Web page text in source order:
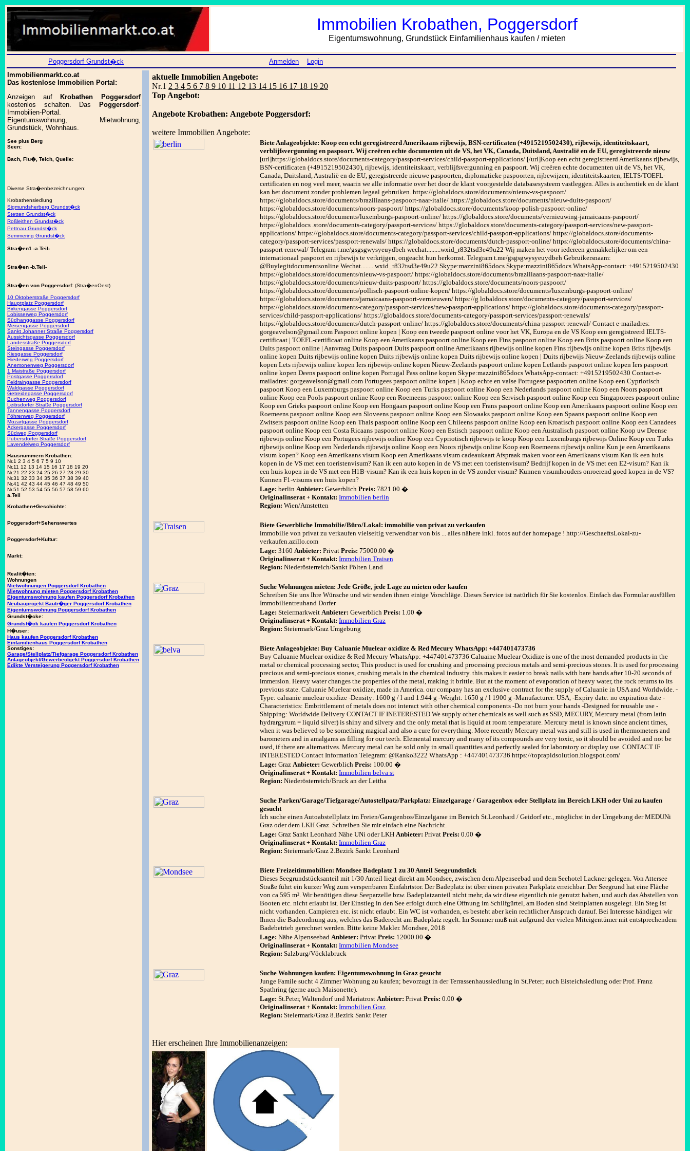
Immobilien Krobathen, Poggersdorf
Eigentumswohnung, Grundstück Einfamilienhaus kaufen / mieten
Poggersdorf Grundst�ck Anmelden
Login
Immobilienmarkt.co.at
Das kostenlose Immobilien Portal:
Anzeigen auf
Krobathen Poggersdorf
kostenlos schalten. Das
Poggersdorf-
Immobilien-Portal.
Eigentumswohnung, Mietwohnung,
Grundstück, Wohnhaus.
See plus Berg
Seen:
Bach, Flu�, Teich, Quelle:
Diverse Stra�enbezeichnungen:
Krobathensiedlung
Sigmundsherberg Grundst�ck
Stetten Grundst�ck
Roßleithen Grundst�ck
Pettnau Grundst�ck
Semmering Grundst�ck
Stra�en1 -a.Teil-
Stra�en -b.Teil-
Stra�en von Poggersdorf: (Stra�enOest)
10 Oktoberstraße Poggersdorf
Hauptplatz Poggersdorf
Birkengasse Poggersdorf
Lobisserweg Poggersdorf
Südhanggasse Poggersdorf
Meisengasse Poggersdorf
Sankt Johanner Straße Poggersdorf
Aussichtsgasse Poggersdorf
Landesstraße Poggersdorf
Steingasse Poggersdorf
Kiesgasse Poggersdorf
Fliederweg Poggersdorf
Anemonenweg Poggersdorf
1 Maistraße Poggersdorf
Postgasse Poggersdorf
Feldraingasse Poggersdorf
Waldgasse Poggersdorf
Getreidegasse Poggersdorf
Buchenweg Poggersdorf
Leibsdorfer Straße Poggersdorf
Tannengasse Poggersdorf
Föhrenweg Poggersdorf
Mozartgasse Poggersdorf
Ackergasse Poggersdorf
Südweg Poggersdorf
Pubersdorfer Straße Poggersdorf
Lavendelweg Poggersdorf
Hausnummern Krobathen:
Nr.1 2 3 4 5 6 7 5 9 10
Nr.11 12 13 14 15 16 17 18 19 20
Nr.21 22 23 24 25 26 27 28 29 30
Nr.31 32 33 34 35 36 37 38 39 40
Nr.41 42 43 44 45 46 47 48 49 50
Nr.51 52 53 54 55 56 57 58 59 60
a.Teil
Krobathen+Geschichte:
Poggersdorf+Sehenswertes
Poggersdorf+Kultur:
Markt:
Realit�ten:
Wohnungen
Mietwohnungen Poggersdorf Krobathen
Mietwohnung mieten Poggersdorf Krobathen
Eigentumswohnung kaufen Poggersdorf Krobathen
Neubauprojekt Bautr�ger Poggersdorf Krobathen
Eigentumswohnung Poggersdorf Krobathen
Grundst�cke:
Grundst�ck kaufen Poggersdorf Krobathen
H�user:
Haus kaufen Poggersdorf Krobathen
Einfamilienhaus Poggersdorf Krobathen
Sonstiges:
Garage/Stellplatz/Tiefgarage Poggersdorf Krobathen
Anlageobjekt/Gewerbeobjekt Poggersdorf Krobathen
Edikte Versteigerung Poggersdorf Krobathen
aktuelle Immobilien Angebote:
Nr.1 2 3 4 5 6 7 8 9 10 11 12 13 14 15 16 17 18 19 20
Top Angebot:
Angebote Krobathen: Angebote Poggersdorf:
weitere Immobilien Angebote:
Biete Anlageobjekte: Koop een echt geregistreerd Amerikaans rijbewijs, BSN-certificaten (+4915219502430), rijbewijs, identiteitskaart,
verblijfsvergunning en paspoort. Wij creëren echte documenten uit de VS, het VK, Canada, Duitsland, Australië en de EU, geregistreerde nieuw
[url]https://globaldocs.store/documents-category/passport-services/child-passport-applications/ [/url]Koop een echt geregistreerd Amerikaans rijbewijs,
BSN-certificaten (+4915219502430), rijbewijs, identiteitskaart, verblijfsvergunning en paspoort. Wij creëren echte documenten uit de VS, het VK,
Canada, Duitsland, Australië en de EU, geregistreerde nieuwe paspoorten, diplomatieke paspoorten, rijbewijzen, identiteitskaarten, IELTS/TOEFL-
certificaten en nog veel meer, waarin we alle informatie over het door de klant voorgestelde databasesysteem vastleggen. Alles is authentiek en de klant
kan het document zonder problemen legaal gebruiken. https://globaldocs.store/documents/nieuw-vs-paspoort/
https://globaldocs.store/documents/braziliaans-paspoort-naar-italie/ https://globaldocs.store/documents/nieuw-duits-paspoort/
https://globaldocs.store/documents/noors-paspoort/ https://globaldocs.store/documents/koop-polish-paspoort-online/
https://globaldocs.store/documents/luxemburgs-paspoort-online/ https://globaldocs.store/documents/vernieuwing-jamaicaans-paspoort/
https://globaldocs .store/documents-category/passport-services/ https://globaldocs.store/documents-category/passport-services/new-passport-
applications/ https://globaldocs.store/documents-category/passport-services/child-passport-applications/ https://globaldocs.store/documents-
category/passport-services/passport-renewals/ https://globaldocs.store/documents/dutch-passport-online/ https://globaldocs.store/documents/china-
passport-renewal/ Telegram t.me/gsgsgwysyeuydbeh wechat.........wxid_r832tsd3e49u22 Wij maken het voor iedereen gemakkelijker om een ​​
internationaal paspoort en rijbewijs te verkrijgen, ongeacht hun herkomst. Telegram t.me/gsgsgwysyeuydbeh Gebruikersnaam:
@Buylegitdocumentsonline Wechat.........wxid_r832tsd3e49u22 Skype:mazzini865docs Skype:mazzini865docs WhatsApp-contact: +4915219502430
https://globaldocs.store/documents/nieuw-vs-paspoort/ https://globaldocs.store/documents/braziliaans-paspoort-naar-italie/
https://globaldocs.store/documents/nieuw-duits-paspoort/ https://globaldocs.store/documents/noors-paspoort/
https://globaldocs.store/documents/pollisch-paspoort-online-kopen/ https://globaldocs.store/documents/luxemburgs-paspoort-online/
https://globaldocs.store/documents/jamaicaans-paspoort-vernieuwen/ https://g lobaldocs.store/documents-category/passport-services/
https://globaldocs.store/documents-category/passport-services/new-passport-applications/ https://globaldocs.store/documents-category/passport-
services/child-passport-applications/ https://globaldocs.store/documents-category/passport-services/passport-renewals/
https://globaldocs.store/documents/dutch-passport-online/ https://globaldocs.store/documents/china-passport-renewal/ Contact e-mailadres:
gorgeavelson@gmail.com Paspoort online kopen | Koop een tweede paspoort online voor het VK, Europa en de VS Koop een geregistreerd IELTS-
certificaat | TOEFL-certificaat online Koop een Amerikaans paspoort online Koop een Fins paspoort online Koop een Brits paspoort online Koop een
Duits paspoort online | Aanvraag Duits paspoort Duits paspoort online Amerikaans rijbewijs online kopen Fins rijbewijs online kopen Brits rijbewijs
online kopen Duits rijbewijs online kopen Duits rijbewijs online kopen Duits rijbewijs online kopen | Duits rijbewijs Nieuw-Zeelands rijbewijs online
kopen Lets rijbewijs online kopen Iers rijbewijs online kopen Nieuw-Zeelands paspoort online kopen Letlands paspoort online kopen Iers paspoort
online kopen Deens paspoort online kopen Portugal Pass online kopen Skype:mazzini865docs WhatsApp-contact: +4915219502430 Contact-e-
mailadres: gorgeavelson@gmail.com Portugees paspoort online kopen | Koop echte en valse Portugese paspoorten online Koop een Cypriotisch
paspoort Koop een Luxemburgs paspoort online Koop een Turks paspoort online Koop een Nederlands paspoort online Koop een Noors paspoort
online Koop een Pools paspoort online Koop een Roemeens paspoort online Koop een Servisch paspoort online Koop een Singaporees paspoort online
Koop een Grieks paspoort online Koop een Hongaars paspoort online Koop een Frans paspoort online Koop een Amerikaans paspoort online Koop een
Roemeens paspoort online Koop een Sloveens paspoort online Koop een Slowaaks paspoort online Koop een Spaans paspoort online Koop een
Zwitsers paspoort online Koop een Thais paspoort online Koop een Chileens paspoort online Koop een Kroatisch paspoort online Koop een Canadees
paspoort online Koop een Costa Ricaans paspoort online Koop een Estisch paspoort online Koop een Australisch paspoort online Koop uw Deense
rijbewijs online Koop een Portugees rijbewijs online Koop een Cypriotisch rijbewijs te koop Koop een Luxemburgs rijbewijs Online Koop een Turks
rijbewijs online Koop een Nederlands rijbewijs online Koop een Noors rijbewijs online Koop een Roemeens rijbewijs online Kun je een Amerikaans
visum kopen? Koop een Amerikaans visum Koop een Amerikaans visum cadeaukaart Afspraak maken voor een Amerikaans visum Kan ik een huis
kopen in de VS met een toeristenvisum? Kan ik een auto kopen in de VS met een toeristenvisum? Bedrijf kopen in de VS met een E2-visum? Kan ik
een huis kopen in de VS met een H1B-visum? Kan ik een huis kopen in de VS zonder visum? Kunnen visumhouders onroerend goed kopen in de VS?
Kunnen F1-visums een huis kopen?
Lage: berlin Anbieter: Gewerblich Preis: 7821.00 �
Originalinserat + Kontakt: Immobilien berlin
Region: Wien/Amstetten
Biete Gewerbliche Immobilie/Büro/Lokal: immobilie von privat zu verkaufen
immobilie von privat zu verkaufen vielseitig verwendbar von bis ... alles nähere inkl. fotos auf der homepage ! http://GeschaeftsLokal-zu-
verkaufen.azillo.com
Lage: 3160 Anbieter: Privat Preis: 75000.00 �
Originalinserat + Kontakt: Immobilien Traisen
Region: Niederösterreich/Sankt Pölten Land
Suche Wohnungen mieten: Jede Größe, jede Lage zu mieten oder kaufen
Schreiben Sie uns Ihre Wünsche und wir senden ihnen einige Vorschläge. Dieses Service ist natürlich für Sie kostenlos. Einfach das Formular ausfüllen
Immobilientreuhand Dorfer
Lage: Steiermarkweit Anbieter: Gewerblich Preis: 1.00 �
Originalinserat + Kontakt: Immobilien Graz
Region: Steiermark/Graz Umgebung
Biete Anlageobjekte: Buy Caluanie Muelear oxidize & Red Mecury WhatsApp: +447401473736
Buy Caluanie Muelear oxidize & Red Mecury WhatsApp: +447401473736 Caluaine Muelear Oxidize is one of the most demanded products in the
metal or chemical processing sector, This product is used for crushing and processing precious metals and semi-precious stones. It is used for processing
precious and semi-precious stones, crushing metals in the chemical industry. this makes it easier to break nails with bare hands after 10-20 seconds of
immersion. Heavy water changes the properties of the metal, making it brittle. But at the moment of evaporation of heavy water, the rock returns to its
previous state. Caluanie Muelear oxidize, made in America. our company has an exclusive contract for the supply of Caluanie in USA and Worldwide. -
Type: caluanie muelear oxidize -Density: 1600 g / l and 1.944 g -Weight: 1650 g / l 1900 g -Manufacturer: USA, -Expiry date: no expiration date -
Characteristics: Embrittlement of metals does not interact with other chemical components -Do not burn your hands -Designed for reusable use -
Shipping: Worldwide Delivery CONTACT IF INETERESTED We supply other chemicals as well such as SSD, MECURY, Mercury metal (from latin
hydrargyrum = liquid silver) is shiny and silvery and the only metal that is liquid at room temperature. Mercury metal is known since ancient times,
when it was believed to be something magical and also a cure for everything. More recently Mercury metal was and still is used in thermometers and
barometers and in amalgams as filling for our teeth. Elemental mercury and many of its compounds are very toxic, so it should be avoided and not be
used, if there are alternatives. Mercury metal can be sold only in small quantities and perfectly sealed for laboratory or display use. CONTACT IF
INTERESTED Contact Information Telegram: @Ranko3222 WhatsApp : +447401473736 https://toprapidsolution.blogspot.com/
Lage: Graz Anbieter: Gewerblich Preis: 100.00 �
Originalinserat + Kontakt: Immobilien belva st
Region: Niederösterreich/Bruck an der Leitha
Suche Parken/Garage/Tiefgarage/Autostellpatz/Parkplatz: Einzelgarage / Garagenbox oder Stellplatz im Bereich LKH oder Uni zu kaufen
gesucht
Ich suche einen Autoabstellplatz im Freien/Garagenbos/Einzelgarae im Bereich St.Leonhard / Geidorf etc., möglichst in der Umgebung der MEDUNi
Graz oder dem LKH Graz. Schreiben Sie mir einfach eine Nachricht.
Lage: Graz Sankt Leonhard Nähe UNi oder LKH Anbieter: Privat Preis: 0.00 �
Originalinserat + Kontakt: Immobilien Graz
Region: Steiermark/Graz 2.Bezirk Sankt Leonhard
Biete Freizeitimmobilien: Mondsee Badeplatz 1 zu 30 Anteil Seegrundstück
Dieses Seegrundstücksanteil mit 1/30 Anteil liegt direkt am Mondsee, zwischen dem Alpenseebad und dem Seehotel Lackner gelegen. Von Attersee
Straße führt ein kurzer Weg zum versperrbaren Einfahrtstor. Der Badeplatz ist über einen privaten Parkplatz erreichbar. Der Seegrund hat eine Fläche
von ca 595 m². Wir benötigen diese Seeparzelle bzw. Badeplatzanteil nicht mehr, da wir diese eigentlich nie genutzt haben, und auch das Abstellen von
Booten etc. nicht erlaubt ist. Der Einstieg in den See erfolgt durch eine Öffnung im Schilfgürtel, am Boden sind Steinplatten ausgelegt. Ein Steg ist
nicht vorhanden. Campieren etc. ist nicht erlaubt. Ein WC ist vorhanden, es besteht aber kein rechtlicher Anspruch darauf. Bei Interesse händigen wir
Ihnen die Badeordnung aus, welches das Baderecht am Badeplatz regelt. Im Sommer muß mit aufgrund der vielen Miteigentümer mit entstprechendem
Badebetrieb gerechnet werden. Bitte keine Makler. Mondsee, 2018
Lage: Nähe Alpenseebad Anbieter: Privat Preis: 12000.00 �
Originalinserat + Kontakt: Immobilien Mondsee
Region: Salzburg/Vöcklabruck
Suche Wohnungen kaufen: Eigentumswohnung in Graz gesucht
Junge Famile sucht 4 Zimmer Wohnung zu kaufen; bevorzugt in der Terrassenhaussiedlung in St.Peter; auch Eisteichsiedlung oder Prof. Franz
Spathring (gerne auch Maisonette).
Lage: St.Peter, Waltendorf und Mariatrost Anbieter: Privat Preis: 0.00 �
Originalinserat + Kontakt: Immobilien Graz
Region: Steiermark/Graz 8.Bezirk Sankt Peter
Hier erscheinen Ihre Immobilienanzeigen: